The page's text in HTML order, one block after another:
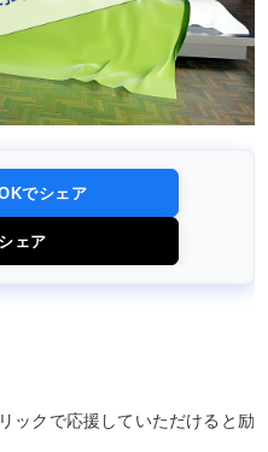
でシェア
ェア
ックで応援していただけると励